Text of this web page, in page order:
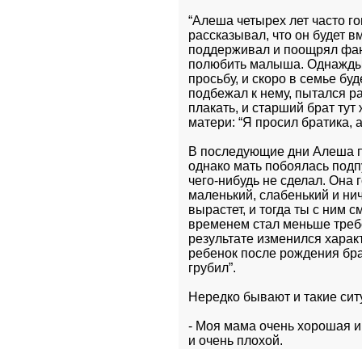
“Алеша четырех лет часто
рассказывал, что он будет
поддерживал и поощрял
полюбить малыша. Однажды
просьбу, и скоро в семье
подбежал к нему, пытался
плакать, и старший брат
матери: “Я просил братика,
В последующие дни Алеша
однако мать побоялась
чего-нибудь не сделал. Она
маленький, слабенький и
вырастет, и тогда ты с ним
временем стал меньше
результате изменился
ребенок после рождения
грубил”.
Нередко бывают и такие
- Моя мама очень хорошая
и очень плохой.